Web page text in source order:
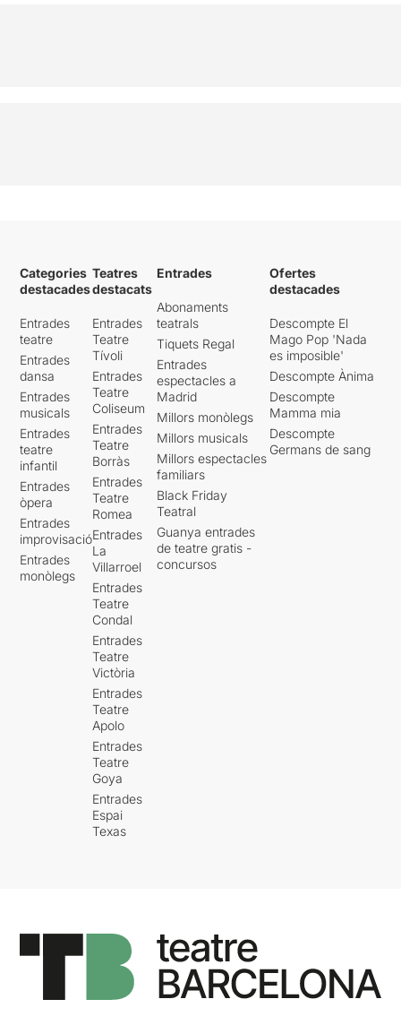
Categories
destacades
Entrades
teatre
Entrades
dansa
Entrades
musicals
Entrades
teatre
infantil
Entrades
òpera
Entrades
improvisació
Entrades
monòlegs
Teatres
destacats
Entrades
Teatre
Tívoli
Entrades
Teatre
Coliseum
Entrades
Teatre
Borràs
Entrades
Teatre
Romea
Entrades
La
Villarroel
Entrades
Teatre
Condal
Entrades
Teatre
Victòria
Entrades
Teatre
Apolo
Entrades
Teatre
Goya
Entrades
Espai
Texas
Entrades
Abonaments
teatrals
Tiquets Regal
Entrades
espectacles a
Madrid
Millors monòlegs
Millors musicals
Millors espectacles
familiars
Black Friday
Teatral
Guanya entrades
de teatre gratis -
concursos
Ofertes
destacades
Descompte El
Mago Pop 'Nada
es imposible'
Descompte Ànima
Descompte
Mamma mia
Descompte
Germans de sang